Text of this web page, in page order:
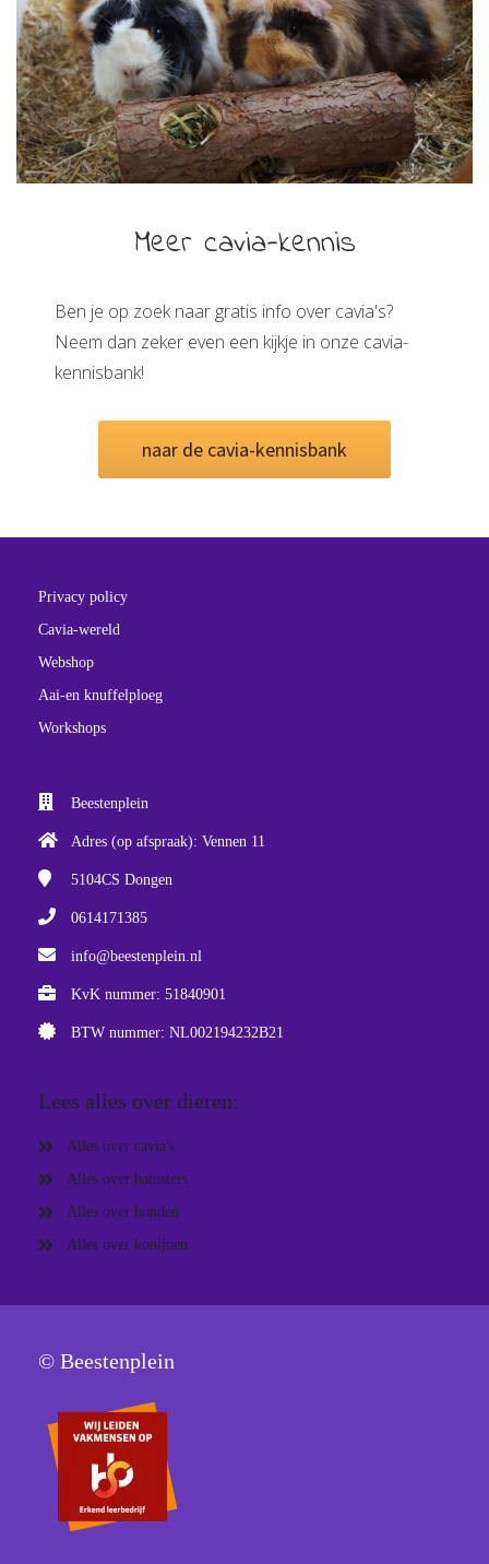
Meer cavia-kennis
Ben je op zoek naar gratis info over cavia's?
Neem dan zeker even een kijkje in onze cavia-
kennisbank!
naar de cavia-kennisbank
Privacy policy
Cavia-wereld
Webshop
Aai-en knuffelploeg
Workshops
Beestenplein
Adres (op afspraak): Vennen 11
5104CS Dongen
0614171385
info@beestenplein.nl
KvK nummer: 51840901
BTW nummer: NL002194232B21
Lees alles over dieren:
Alles over cavia's
Alles over hamsters
Alles over honden
Alles over konijnen
© Beestenplein